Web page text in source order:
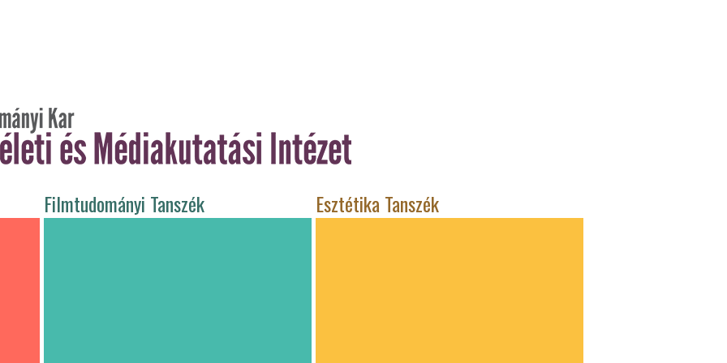
Filmtudományi Tanszék Esztétika Tanszék